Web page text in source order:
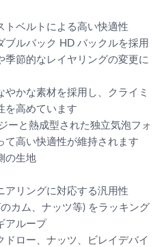
トベルトによる高い快適性
ブルバック HD バックルを採用
季節的なレイヤリングの変更に
かな素材を採用し、クライミ
を高めています
ーと熱成型された独立気泡フォ
て高い快適性が維持されます
の生地
アリングに対応する汎用性
カム、ナッツ等) をラッキング
アループ
ドロー、ナッツ、ビレイデバイ